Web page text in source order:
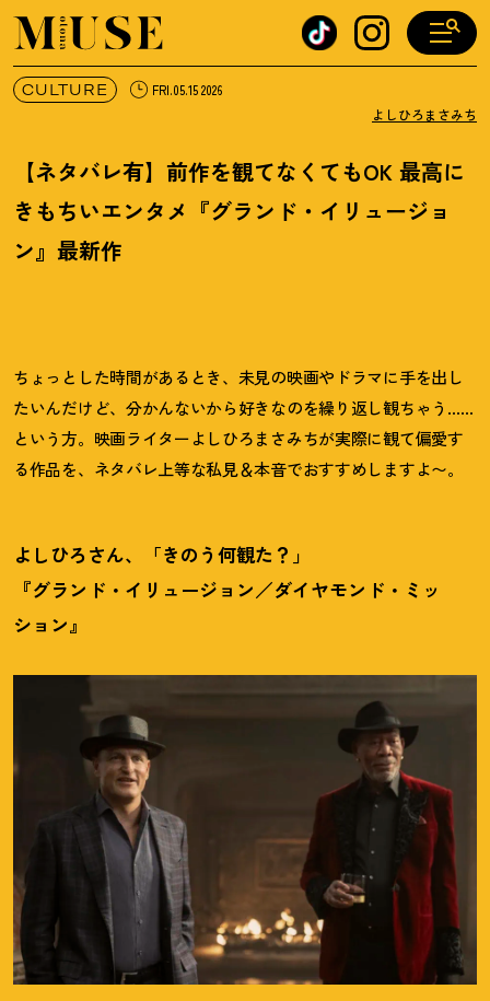
オトナミューズ ウェブ
CULTURE FRI.05.15 2026
よしひろまさみち
【ネタバレ有】前作を観てなくてもOK 最高に
きもちいエンタメ『グランド・イリュージョ
ン』最新作
ちょっとした時間があるとき、未見の映画やドラマに手を出し
たいんだけど、分かんないから好きなのを繰り返し観ちゃう……
という方。映画ライターよしひろまさみちが実際に観て偏愛す
る作品を、ネタバレ上等な私見＆本音でおすすめしますよ〜。
よしひろさん、「きのう何観た ？ 」
『グランド・イリュージョン／ダイヤモンド・ミッ
ション』